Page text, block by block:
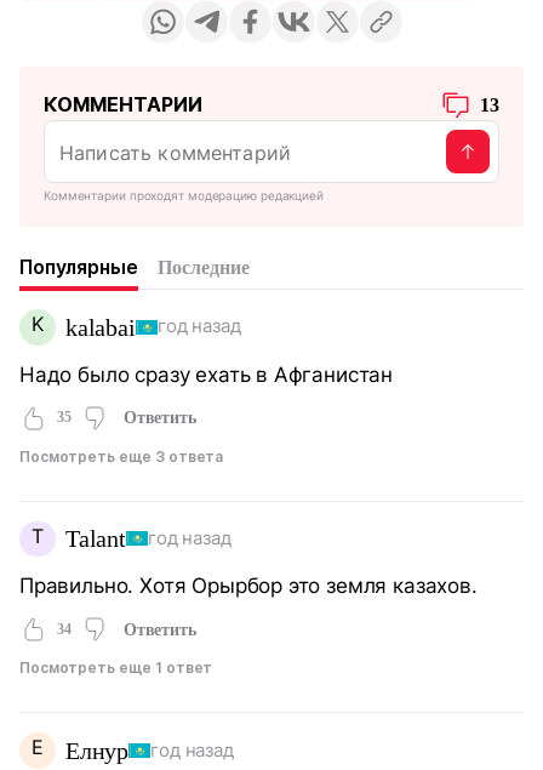
КОММЕНТАРИИ 13
Комментарии проходят модерацию редакцией
Популярные Последние
K kalabai год назад
Надо было сразу ехать в Афганистан
35 Ответить
Посмотреть еще 3 ответа
T Talant год назад
Правильно. Хотя Орырбор это земля казахов.
34 Ответить
Посмотреть еще 1 ответ
Е Елнур год назад